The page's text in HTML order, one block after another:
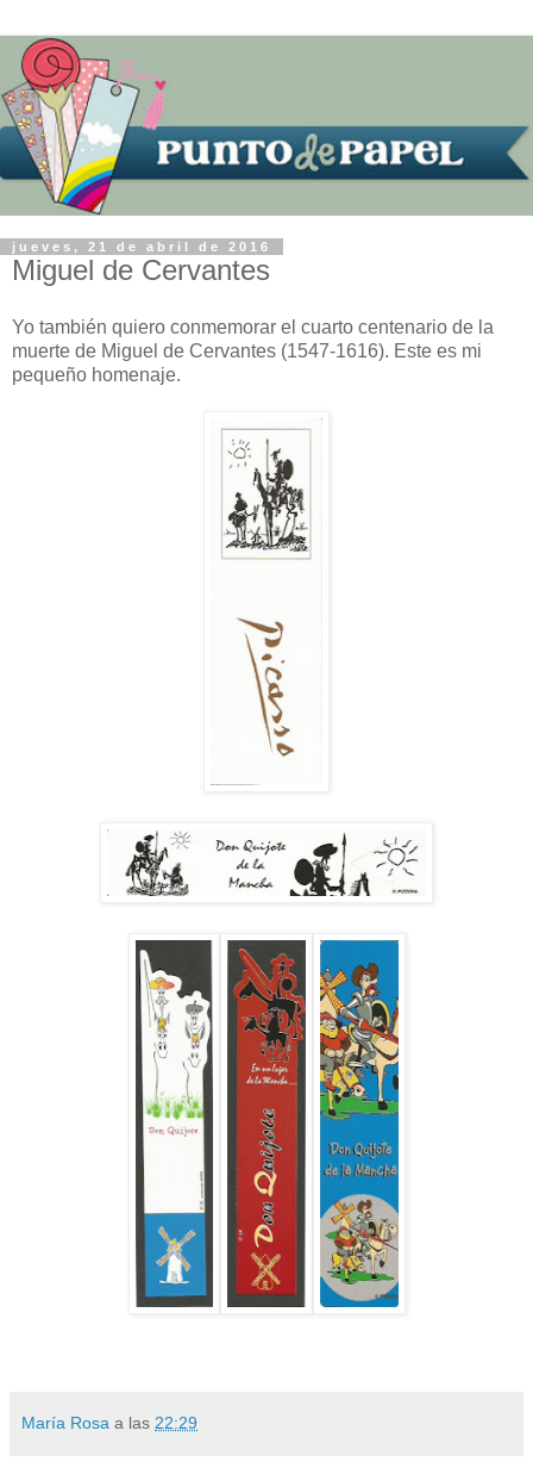
jueves, 21 de abril de 2016
Miguel de Cervantes
Yo también quiero conmemorar el cuarto centenario de la
muerte de Miguel de Cervantes (1547-1616). Este es mi
pequeño homenaje.
María Rosa a las 22:29